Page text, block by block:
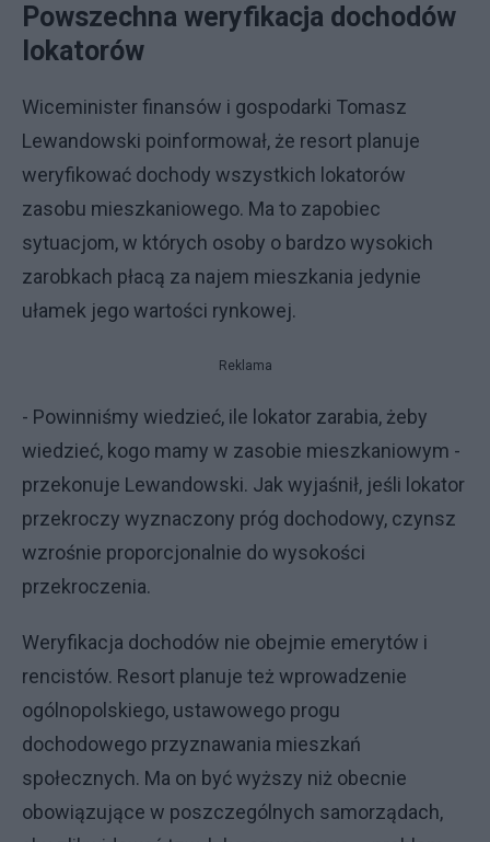
Powszechna weryfikacja dochodów
lokatorów
Wiceminister finansów i gospodarki Tomasz
Lewandowski poinformował, że resort planuje
weryfikować dochody wszystkich lokatorów
zasobu mieszkaniowego. Ma to zapobiec
sytuacjom, w których osoby o bardzo wysokich
zarobkach płacą za najem mieszkania jedynie
ułamek jego wartości rynkowej.
Reklama
- Powinniśmy wiedzieć, ile lokator zarabia, żeby
wiedzieć, kogo mamy w zasobie mieszkaniowym -
przekonuje Lewandowski. Jak wyjaśnił, jeśli lokator
przekroczy wyznaczony próg dochodowy, czynsz
wzrośnie proporcjonalnie do wysokości
przekroczenia.
Weryfikacja dochodów nie obejmie emerytów i
rencistów. Resort planuje też wprowadzenie
ogólnopolskiego, ustawowego progu
dochodowego przyznawania mieszkań
społecznych. Ma on być wyższy niż obecnie
obowiązujące w poszczególnych samorządach,